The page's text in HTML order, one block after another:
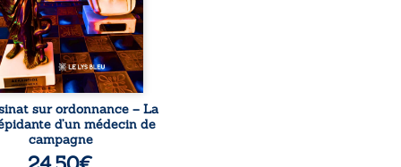
médical, malgré une
de première instance
sur ordonnance – La
d’un médecin de
campagne